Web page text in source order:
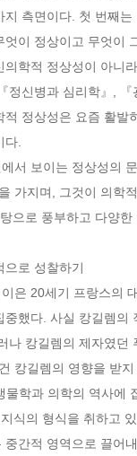
측면이다. 첫 번째
이 정상이고 무엇이
학적 정상성이 아니
정신병과 심리학』,
정상성은 요즘 활
.
서 보이는 정상성의
가지며, 그것이 의학
으로 풍부하고 다양
으로 성찰하기
은 20세기 프랑스의
했다. 사실 캉길렘
나 캉길렘의 제자였
캉길렘의 영향을 받
물학과 의학의 역사
식의 형식을 취하고
간적 영역으로 끌어